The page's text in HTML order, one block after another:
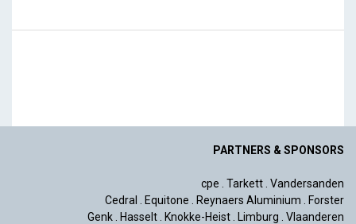
PARTNERS & SPONSORS
cpe Tarkett Vandersanden
Cedral
Equitone Reynaers Aluminium
Forster
Genk
Hasselt Knokke-Heist Limburg
Vlaanderen